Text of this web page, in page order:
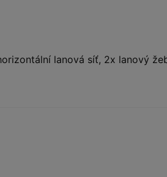
lanová síť, 2x lanový